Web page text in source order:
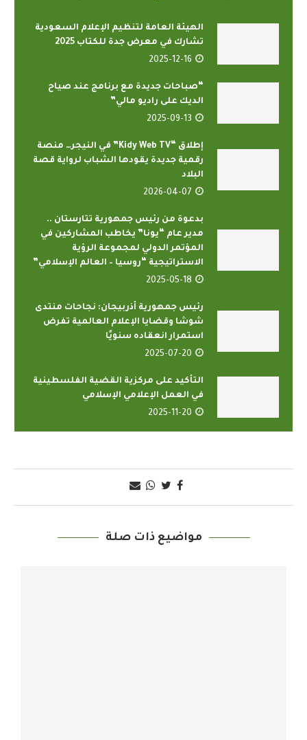
الهيئة العامة لتنظيم الإعلام السعودية
تشارك في معرض جدة للكتاب 2025
2025-12-16
“صباحات جديدة مع برنامج عند صياح
الديك على راديو مالي”
2025-09-13
إطلاق “Kidy Web TV” في النيجر… منصة
رقمية جديدة يقودها الشباب لرواية قصة
البلاد
2026-04-07
بدعوة من رئيس جمهورية تتارستان ..
مدير عام “يونا” يخاطب المشاركين في
المؤتمر الدولي لمجموعة الرؤية
الاستراتيجية “روسيا – العالم الإسلامي”
2025-05-18
رئيس جمهورية أذربيجان: نجاحات منتدى
شوشا وقضايا الإعلام العالمية تفرض
استمرار انعقاده سنويًا
2025-07-20
التأكيد على مركزية القضية الفلسطينية
في العمل الإعلامي الإسلامي
2025-11-20
مواضيع ذات صلة